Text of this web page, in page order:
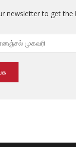
newsletter to get the